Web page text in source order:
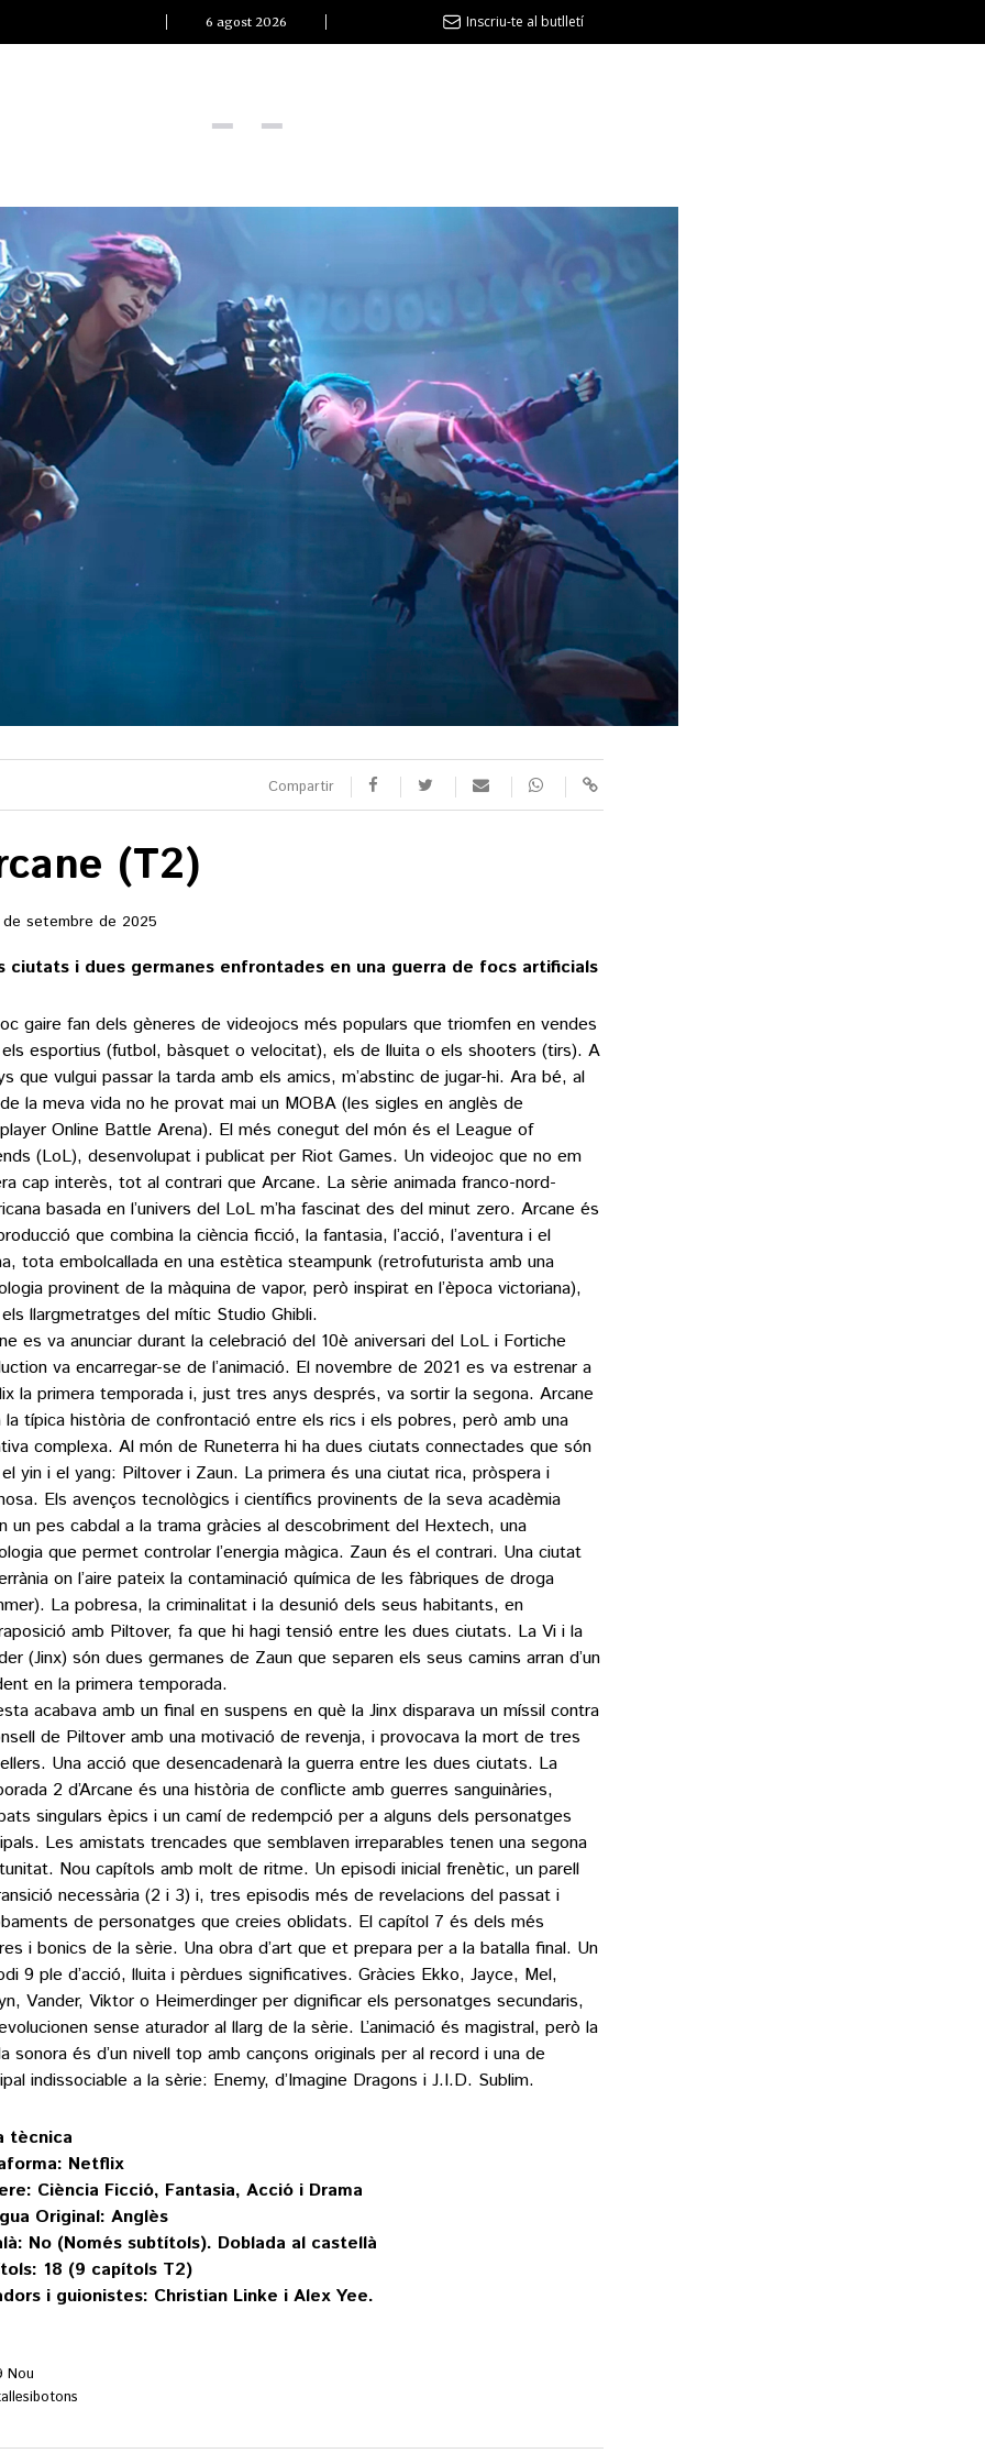
discogràfiques
Clàssic | ELS 3 TAMBORS
TEMÀTIQUES
patins
Arts escèniques
SUPLEMENTS
Fotogaleries
Agenda
Blogosfera
directe
carta
6 agost 2026 Inscriu-te al butlletí
Compartir
(T2)
setembre de 2025
ciutats i dues germanes enfrontades en una guerra de focs artificials
gaire fan dels gèneres de videojocs més populars que triomfen en vendes
esportius (futbol, bàsquet o velocitat), els de lluita o els shooters (tirs). A
que vulgui passar la tarda amb els amics, m’abstinc de jugar-hi. Ara bé, al
la meva vida no he provat mai un MOBA (les sigles en anglès de
Online Battle Arena). El més conegut del món és el League of
(LoL), desenvolupat i publicat per Riot Games. Un videojoc que no em
cap interès, tot al contrari que Arcane. La sèrie animada franco-nord-
basada en l’univers del LoL m’ha fascinat des del minut zero. Arcane és
que combina la ciència ficció, la fantasia, l’acció, l’aventura i el
tota embolcallada en una estètica steampunk (retrofuturista amb una
provinent de la màquina de vapor, però inspirat en l’època victoriana),
llargmetratges del mític Studio Ghibli.
es va anunciar durant la celebració del 10è aniversari del LoL i Fortiche
va encarregar-se de l’animació. El novembre de 2021 es va estrenar a
la primera temporada i, just tres anys després, va sortir la segona. Arcane
la típica història de confrontació entre els rics i els pobres, però amb una
complexa. Al món de Runeterra hi ha dues ciutats connectades que són
yin i el yang: Piltover i Zaun. La primera és una ciutat rica, pròspera i
Els avenços tecnològics i científics provinents de la seva acadèmia
un pes cabdal a la trama gràcies al descobriment del Hextech, una
que permet controlar l’energia màgica. Zaun és el contrari. Una ciutat
on l’aire pateix la contaminació química de les fàbriques de droga
La pobresa, la criminalitat i la desunió dels seus habitants, en
amb Piltover, fa que hi hagi tensió entre les dues ciutats. La Vi i la
(Jinx) són dues germanes de Zaun que separen els seus camins arran d’un
en la primera temporada.
acabava amb un final en suspens en què la Jinx disparava un míssil contra
de Piltover amb una motivació de revenja, i provocava la mort de tres
Una acció que desencadenarà la guerra entre les dues ciutats. La
2 d’Arcane és una història de conflicte amb guerres sanguinàries,
singulars èpics i un camí de redempció per a alguns dels personatges
Les amistats trencades que semblaven irreparables tenen una segona
Nou capítols amb molt de ritme. Un episodi inicial frenètic, un parell
necessària (2 i 3) i, tres episodis més de revelacions del passat i
de personatges que creies oblidats. El capítol 7 és dels més
i bonics de la sèrie. Una obra d’art que et prepara per a la batalla final. Un
9 ple d’acció, lluita i pèrdues significatives. Gràcies Ekko, Jayce, Mel,
Vander, Viktor o Heimerdinger per dignificar els personatges secundaris,
sense aturador al llarg de la sèrie. L’animació és magistral, però la
sonora és d’un nivell top amb cançons originals per al record i una de
indissociable a la sèrie: Enemy, d’Imagine Dragons i J.I.D. Sublim.
tècnica
Netflix
Ciència Ficció, Fantasia, Acció i Drama
Original: Anglès
No (Només subtítols). Doblada al castellà
18 (9 capítols T2)
i guionistes: Christian Linke i Alex Yee.
Nou